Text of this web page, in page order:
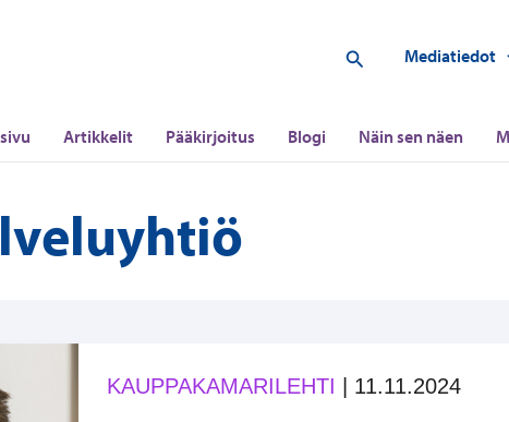
Hae Mediatiedot
Artikkelit Pääkirjoitus Blogi Näin sen näen
KAUPPAKAMARILEHTI 11.11.2024